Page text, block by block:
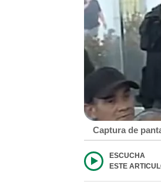
Captura de
ESCUCHA
ESTE